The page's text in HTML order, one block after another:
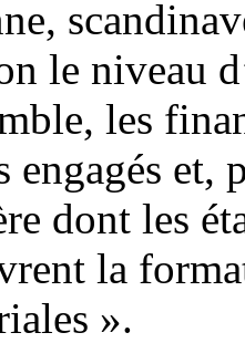
le niveau
les
engagés et,
dont les
la
».